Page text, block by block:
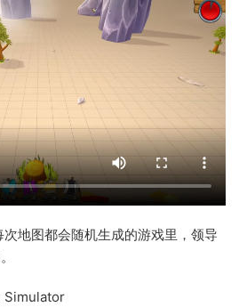
地图都会随机生成的游戏里，领导
Simulator